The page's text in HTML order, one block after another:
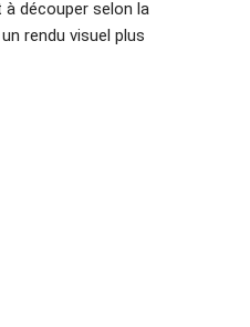
découper selon la
rendu visuel plus